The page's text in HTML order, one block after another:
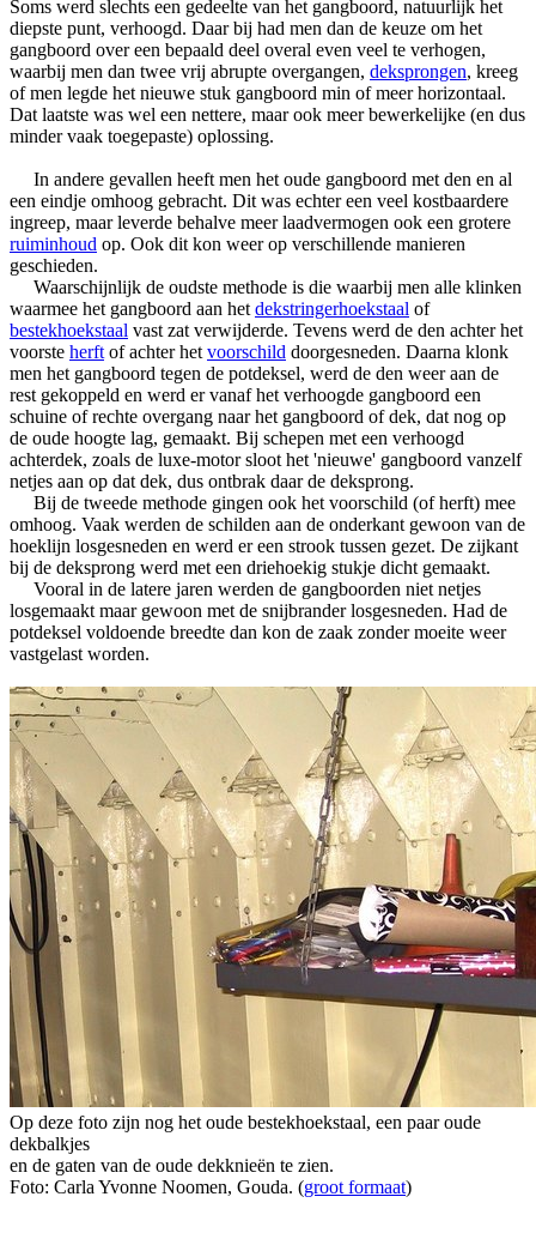
Soms werd slechts een gedeelte van het gangboord, natuurlijk het
diepste punt, verhoogd. Daar bij had men dan de keuze om het
gangboord over een bepaald deel overal even veel te verhogen,
waarbij men dan twee vrij abrupte overgangen, deksprongen, kreeg
of men legde het nieuwe stuk gangboord min of meer horizontaal.
Dat laatste was wel een nettere, maar ook meer bewerkelijke (en dus
minder vaak toegepaste) oplossing.
In andere gevallen heeft men het oude gangboord met den en al
een eindje omhoog gebracht. Dit was echter een veel kostbaardere
ingreep, maar leverde behalve meer laadvermogen ook een grotere
ruiminhoud op. Ook dit kon weer op verschillende manieren
geschieden.
Waarschijnlijk de oudste methode is die waarbij men alle klinken
waarmee het gangboord aan het dekstringerhoekstaal of
bestekhoekstaal vast zat verwijderde. Tevens werd de den achter het
voorste herft of achter het voorschild doorgesneden. Daarna klonk
men het gangboord tegen de potdeksel, werd de den weer aan de
rest gekoppeld en werd er vanaf het verhoogde gangboord een
schuine of rechte overgang naar het gangboord of dek, dat nog op
de oude hoogte lag, gemaakt. Bij schepen met een verhoogd
achterdek, zoals de luxe-motor sloot het 'nieuwe' gangboord vanzelf
netjes aan op dat dek, dus ontbrak daar de deksprong.
Bij de tweede methode gingen ook het voorschild (of herft) mee
omhoog. Vaak werden de schilden aan de onderkant gewoon van de
hoeklijn losgesneden en werd er een strook tussen gezet. De zijkant
bij de deksprong werd met een driehoekig stukje dicht gemaakt.
Vooral in de latere jaren werden de gangboorden niet netjes
losgemaakt maar gewoon met de snijbrander losgesneden. Had de
potdeksel voldoende breedte dan kon de zaak zonder moeite weer
vastgelast worden.
Op deze foto zijn nog het oude bestekhoekstaal, een paar oude
dekbalkjes
en de gaten van de oude dekknieën te zien.
Foto: Carla Yvonne Noomen, Gouda. (groot formaat)